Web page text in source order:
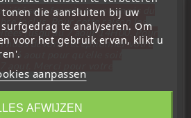
uw defecte of kapotte
onderdeelnummer hebben.
die aansluiten bij uw
te analyseren. Om
voor het gebruik ervan, klikt u
aanpassen
AFWIJZEN
sera fermée pour congés du
inclus. Pour cette raison les
jusqu'au 7 aout 14H00. Pour
nous devons réceptionner votre
6 aout pour qu'elle soit
Sluit